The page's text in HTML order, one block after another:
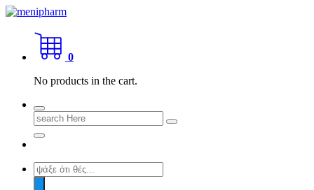
Skip
content
shop 2 easily
0
No products in the cart.
Search
for:
Products
search